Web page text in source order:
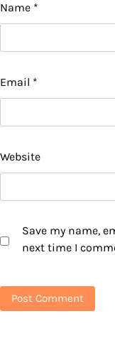
Name *
Email *
Website
Save my name,
next time I